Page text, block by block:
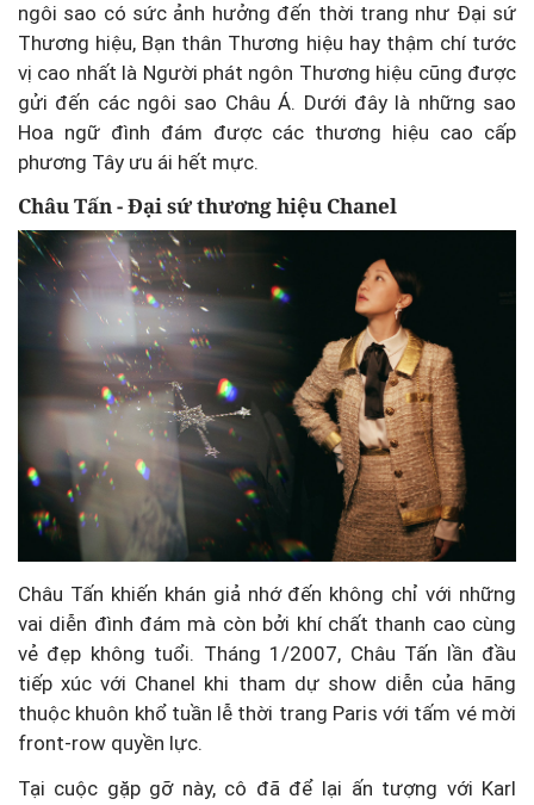
ngôi sao có sức ảnh hưởng đến thời trang như Đại sứ
Thương hiệu, Bạn thân Thương hiệu hay thậm chí tước
vị cao nhất là Người phát ngôn Thương hiệu cũng được
gửi đến các ngôi sao Châu Á. Dưới đây là những sao
Hoa ngữ đình đám được các thương hiệu cao cấp
phương Tây ưu ái hết mực.
Châu Tấn - Đại sứ thương hiệu Chanel
Châu Tấn khiến khán giả nhớ đến không chỉ với những
vai diễn đình đám mà còn bởi khí chất thanh cao cùng
vẻ đẹp không tuổi. Tháng 1/2007, Châu Tấn lần đầu
tiếp xúc với Chanel khi tham dự show diễn của hãng
thuộc khuôn khổ tuần lễ thời trang Paris với tấm vé mời
front-row quyền lực.
Tại cuộc gặp gỡ này, cô đã để lại ấn tượng với Karl